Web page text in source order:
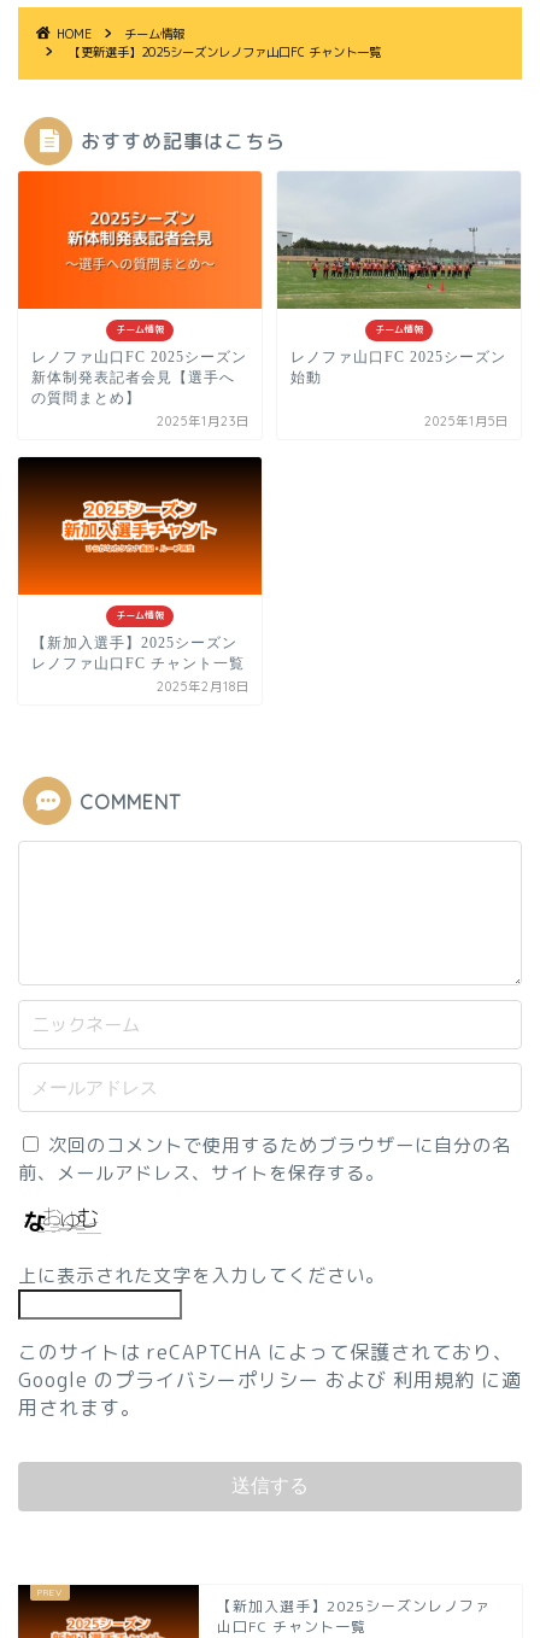
HOME
チーム情報
【更新選手】2025シーズンレノファ山口FC チャント一覧
おすすめ記事はこちら
チーム情報
レノファ山口FC 2025シーズン
新体制発表記者会見【選手へ
の質問まとめ】
2025年1月23日
チーム情報
レノファ山口FC 2025シーズン
始動
2025年1月5日
チーム情報
【新加入選手】2025シーズン
レノファ山口FC チャント一覧
2025年2月18日
COMMENT
次回のコメントで使用するためブラウザーに自分の名
前、メールアドレス、サイトを保存する。
上に表示された文字を入力してください。
このサイトは reCAPTCHA によって保護されており、
Google の プライバシーポリシー および 利用規約 に適
用されます。
【新加入選手】2025シーズンレノファ
山口FC チャント一覧